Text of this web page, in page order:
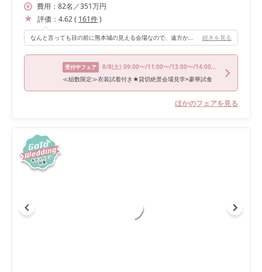
費用： 82名 ／351万円
評価： 4.62( 161件)
なんと言っても目の前に熊本城の見える会場なので、遠方からのゲストはたくさん写真を撮っていました。 熊本城が現在復興中なのですが、逆に復興中の熊本城を見て頂く事ができて良かったと思っています。 続きを見る
受付中フェア 8/8(土) 09:00〜/11:00〜/13:00〜/14:00〜/16:00〜
≪組数限定≫衣装試着付き★貸切絶景会場見学×豪華試食
ほかのフェアを見る